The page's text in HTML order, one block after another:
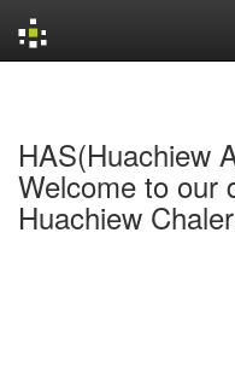
HAS(Huachiew
Welcome to our
Huachiew